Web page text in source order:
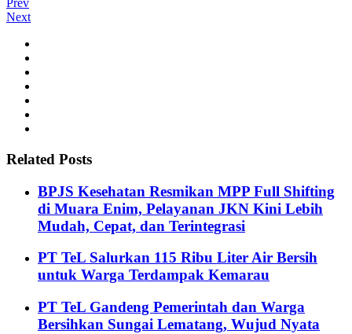
Prev
Next
Related Posts
BPJS Kesehatan Resmikan MPP Full Shifting
di Muara Enim, Pelayanan JKN Kini Lebih
Mudah, Cepat, dan Terintegrasi
PT TeL Salurkan 115 Ribu Liter Air Bersih
untuk Warga Terdampak Kemarau
PT TeL Gandeng Pemerintah dan Warga
Bersihkan Sungai Lematang, Wujud Nyata